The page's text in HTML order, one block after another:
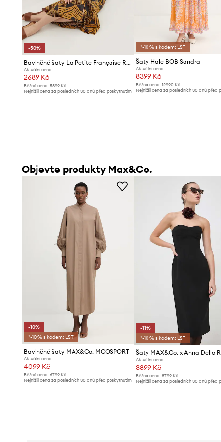
-50%
Bavlněné šaty La Petite Française RACINE
Aktuální cena:
2689 Kč
Běžná cena: 5399 Kč
Nejnižší cena za posledních 30 dnů před poskytnutím
*-10 % s kódem: LST
Šaty Hale BOB Sandra
Aktuální cena:
8399 Kč
Běžná cena:12990 Kč
Nejnižší cena za posledních 30 dnů před
Objevte produkty Max&Co.
-10%
*-10 % s kódem: LST
Bavlněné šaty MAX&Co. MCOSPORT
Aktuální cena:
4099 Kč
Běžná cena: 6799 Kč
Nejnižší cena za posledních 30 dnů před poskytnutím
-11%
*-10 % s kódem: LST
Šaty MAX&Co. x Anna Dello
Aktuální cena:
3899 Kč
Běžná cena:8799 Kč
Nejnižší cena za posledních 30 dnů před